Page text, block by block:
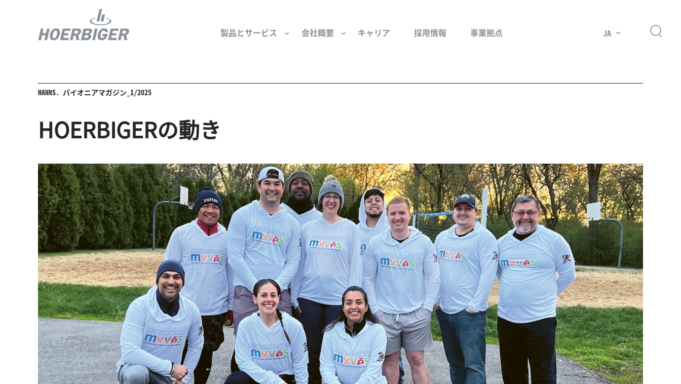
製品とサービス
水素産業向けコンポーネント
フロー＆モーション制御
回転ユニオンとスリップリング
ガスエンジン用部品
会社概要
サステナビリティ
私たちの原点
キャリア 採用情報 事業拠点 JA
HANNS. パイオニアマガジン_1/2025
HOERBIGERの動き